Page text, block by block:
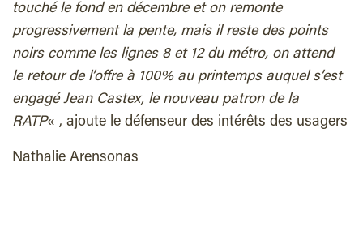
touché le fond en décembre et on remonte
progressivement la pente, mais il reste des points
noirs comme les lignes 8 et 12 du métro, on attend
le retour de l’offre à 100% au printemps auquel s’est
engagé Jean Castex, le nouveau patron de la
RATP« , ajoute le défenseur des intérêts des usagers
Nathalie Arensonas